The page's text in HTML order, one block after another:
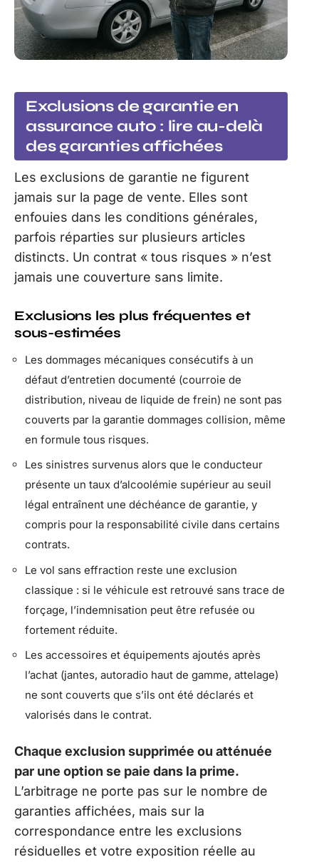
Exclusions de garantie en
assurance auto : lire au-delà
des garanties affichées
Les exclusions de garantie ne figurent
jamais sur la page de vente. Elles sont
enfouies dans les conditions générales,
parfois réparties sur plusieurs articles
distincts. Un contrat « tous risques » n’est
jamais une couverture sans limite.
Exclusions les plus fréquentes et
sous-estimées
Les dommages mécaniques consécutifs à un
défaut d’entretien documenté (courroie de
distribution, niveau de liquide de frein) ne sont pas
couverts par la garantie dommages collision, même
en formule tous risques.
Les sinistres survenus alors que le conducteur
présente un taux d’alcoolémie supérieur au seuil
légal entraînent une déchéance de garantie, y
compris pour la responsabilité civile dans certains
contrats.
Le vol sans effraction reste une exclusion
classique : si le véhicule est retrouvé sans trace de
forçage, l’indemnisation peut être refusée ou
fortement réduite.
Les accessoires et équipements ajoutés après
l’achat (jantes, autoradio haut de gamme, attelage)
ne sont couverts que s’ils ont été déclarés et
valorisés dans le contrat.
Chaque exclusion supprimée ou atténuée
par une option se paie dans la prime.
L’arbitrage ne porte pas sur le nombre de
garanties affichées, mais sur la
correspondance entre les exclusions
résiduelles et votre exposition réelle au